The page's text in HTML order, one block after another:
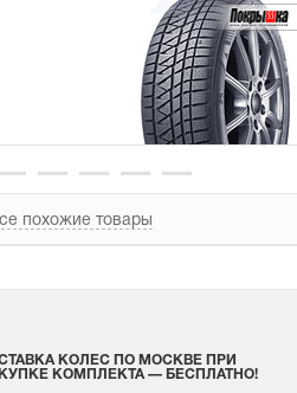
похожие товары
КОЛЕС ПО МОСКВЕ ПРИ
КОМПЛЕКТА — БЕСПЛАТНО!